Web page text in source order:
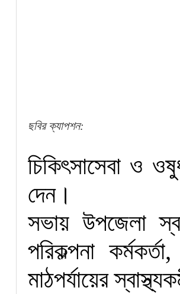
ছবির ক্যাপশন:
চিকিৎসাসেবা ও
দেন।
সভায় উপজেলা
পরিকল্পনা
মাঠপর্যায়ের